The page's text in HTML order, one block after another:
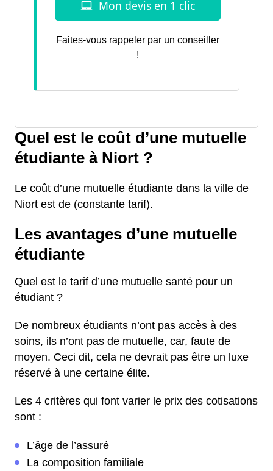
Faites-vous rappeler par un conseiller
!
Quel est le coût d’une mutuelle
étudiante à Niort ?
Le coût d’une mutuelle étudiante dans la ville de
Niort est de (constante tarif).
Les avantages d’une mutuelle
étudiante
Quel est le tarif d’une mutuelle santé pour un
étudiant ?
De nombreux étudiants n’ont pas accès à des
soins, ils n’ont pas de mutuelle, car, faute de
moyen. Ceci dit, cela ne devrait pas être un luxe
réservé à une certaine élite.
Les 4 critères qui font varier le prix des cotisations
sont :
L’âge de l’assuré
La composition familiale